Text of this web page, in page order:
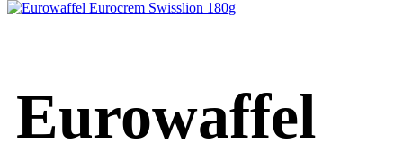
Eurowaffel